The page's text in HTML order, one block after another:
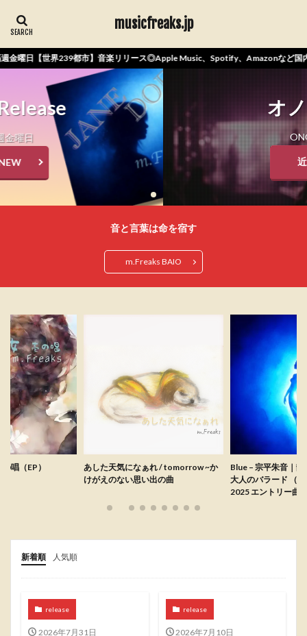
musicfreaks.jp
日【世界239都市】音楽リリース◎Apple Music、Spotify、Amazonなど国内外
オノマヒト
ONOMAHITO
近日公開
音と言葉は命を宿す
m.Freaks BAIO
唱（EP）
あした天気になぁれ / tomorrow ~か
けがえのない思い出の曲
Blue – 宗平朱音｜静
大人のバラード （
2025 エントリー曲
新着順 人気順
release
2026年7月31日
release
2026年7月10日